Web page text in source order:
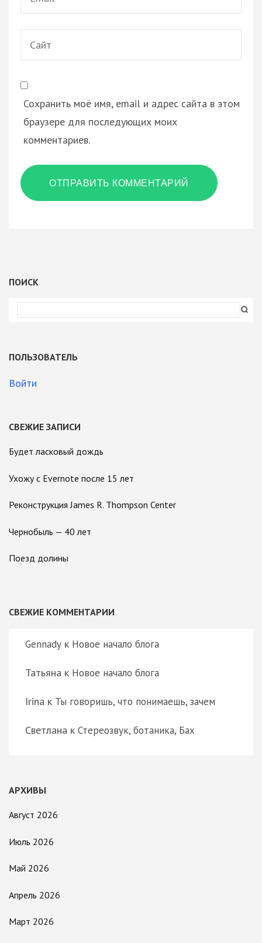
Сохранить моё имя, email и адрес сайта в этом
браузере для последующих моих
комментариев.
ПОИСК
ПОЛЬЗОВАТЕЛЬ
Войти
СВЕЖИЕ ЗАПИСИ
Будет ласковый дождь
Ухожу с Evernote после 15 лет
Реконструкция James R. Thompson Center
Чернобыль — 40 лет
Поезд долины
СВЕЖИЕ КОММЕНТАРИИ
Gennady к Новое начало блога
Татьяна к Новое начало блога
Irina к Ты говоришь, что понимаешь, зачем
Светлана к Стереозвук, ботаника, Бах
АРХИВЫ
Август 2026
Июль 2026
Май 2026
Апрель 2026
Март 2026